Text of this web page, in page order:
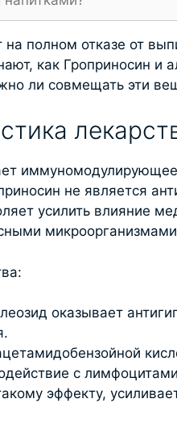
на полном отказе от
как Гроприносин и
ли совмещать эти
не является
усилить влияние
оказывает
с
эффекту,